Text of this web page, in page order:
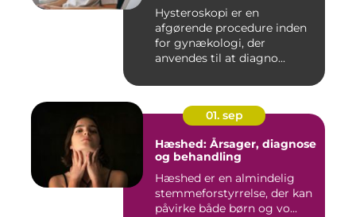
Hysteroskopi er en
afgørende procedure inden
for gynækologi, der
anvendes til at diagno...
01. sep
Hæshed: Årsager, diagnose
og behandling
Hæshed er en almindelig
stemmeforstyrrelse, der kan
påvirke både børn og vo...